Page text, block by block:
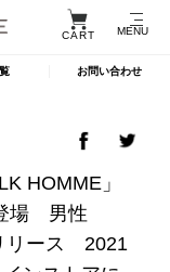
CART MENU
お問い合わせ
HOMME」
場 男性
リース 2021